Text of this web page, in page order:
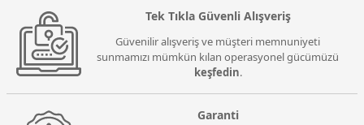
Tek Tıkla Güvenli Alışveriş
Güvenilir alışveriş ve müşteri memnuniyeti
sunmamızı mümkün kılan operasyonel gücümüzü
keşfedin.
Garanti